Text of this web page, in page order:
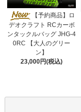
【予約商品】ロ
デオクラフト RCカーボ
ンタックルバッグ JHG-4
0RC 【大人のグリー
ン】
23,000円(税込)